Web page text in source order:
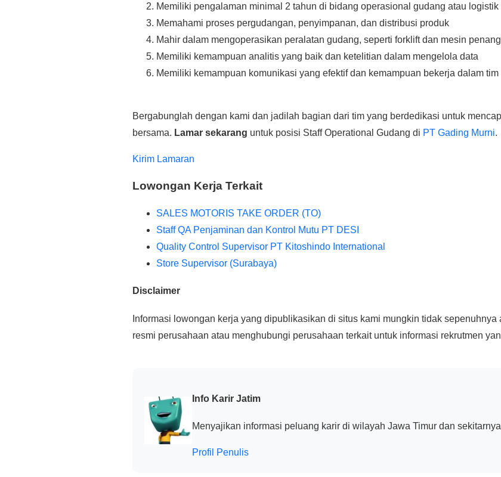
Memiliki pengalaman minimal 2 tahun di bidang operasional gudang atau logistik
Memahami proses pergudangan, penyimpanan, dan distribusi produk
Mahir dalam mengoperasikan peralatan gudang, seperti forklift dan mesin
Memiliki kemampuan analitis yang baik dan ketelitian dalam mengelola data
Memiliki kemampuan komunikasi yang efektif dan kemampuan bekerja dalam tim
Bergabunglah dengan kami dan jadilah bagian dari tim yang berdedikasi untuk
bersama. Lamar sekarang untuk posisi Staff Operational Gudang di PT Gading Murni.
Kirim Lamaran
Lowongan Kerja Terkait
SALES MOTORIS TAKE ORDER (TO)
Staff QA Penjaminan dan Kontrol Mutu PT DESI
Quality Control Supervisor PT Kitoshindo International
Store Supervisor (Surabaya)
Disclaimer
Informasi lowongan kerja yang dipublikasikan di situs kami mungkin tidak
resmi perusahaan atau menghubungi perusahaan terkait untuk informasi rekrutmen
Info Karir Jatim
Menyajikan informasi peluang karir di wilayah Jawa Timur dan sekitarnya
Profil Penulis